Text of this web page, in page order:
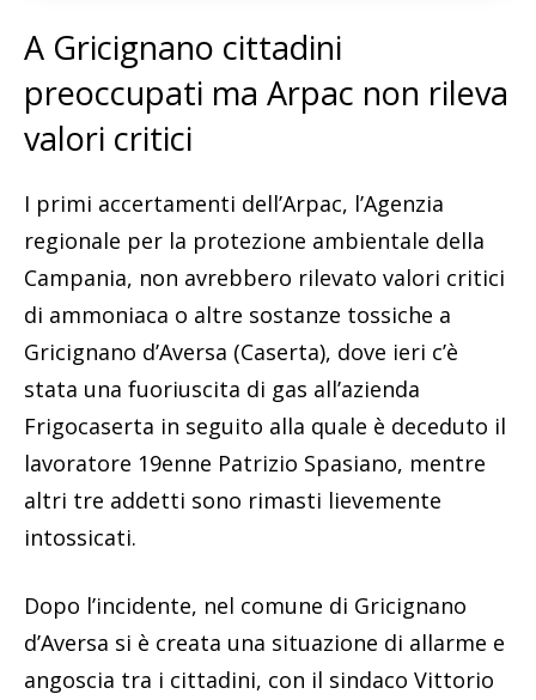
A Gricignano cittadini
preoccupati ma Arpac non rileva
valori critici
I primi accertamenti dell’Arpac, l’Agenzia
regionale per la protezione ambientale della
Campania, non avrebbero rilevato valori critici
di ammoniaca o altre sostanze tossiche a
Gricignano d’Aversa (Caserta), dove ieri c’è
stata una fuoriuscita di gas all’azienda
Frigocaserta in seguito alla quale è deceduto il
lavoratore 19enne Patrizio Spasiano, mentre
altri tre addetti sono rimasti lievemente
intossicati.
Dopo l’incidente, nel comune di Gricignano
d’Aversa si è creata una situazione di allarme e
angoscia tra i cittadini, con il sindaco Vittorio